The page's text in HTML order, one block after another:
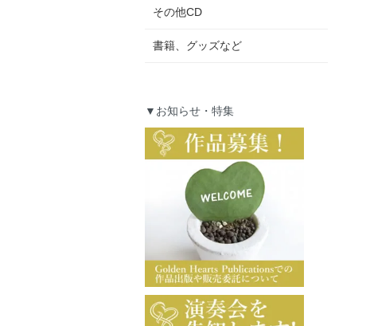
その他CD
書籍、グッズなど
▼お知らせ・特集